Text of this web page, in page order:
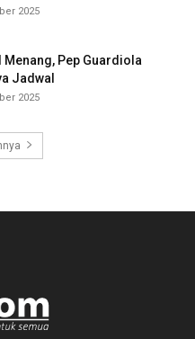
2025
Menang, Pep Guardiola
Jadwal
2025